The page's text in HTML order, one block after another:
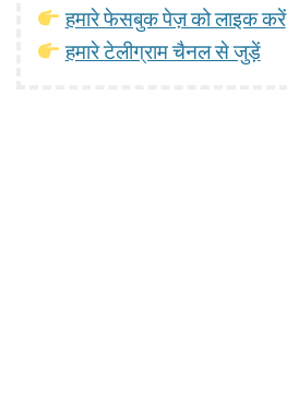
हमारे फेसबुक पेज़ को लाइक करें
हमारे टेलीग्राम चैनल से जुड़ें